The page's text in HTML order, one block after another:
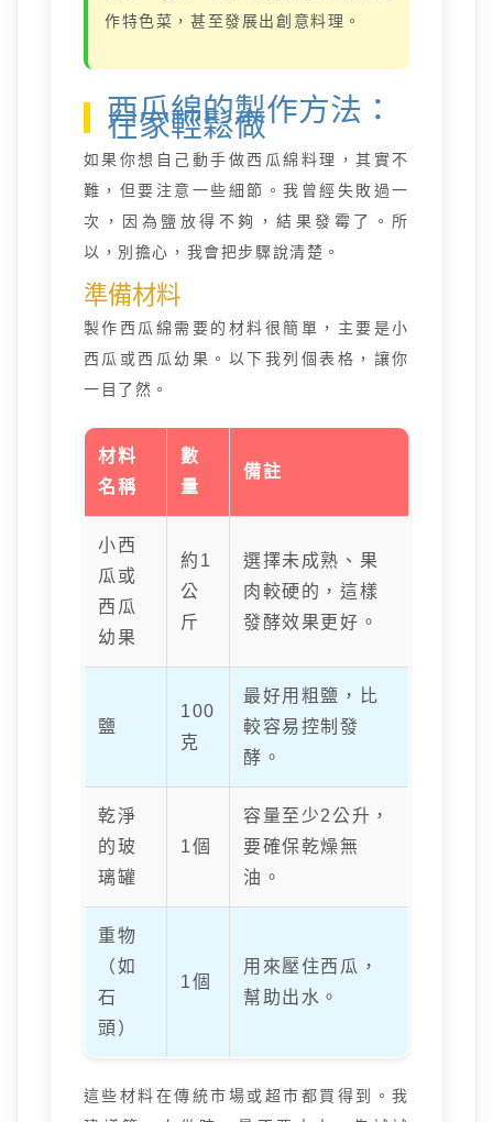
作特色菜，甚至發展出創意料理。
西瓜綿的製作方法：
在家輕鬆做
如果你想自己動手做西瓜綿料理，其實不
難，但要注意一些細節。我曾經失敗過一
次，因為鹽放得不夠，結果發霉了。所
以，別擔心，我會把步驟說清楚。
準備材料
製作西瓜綿需要的材料很簡單，主要是小
西瓜或西瓜幼果。以下我列個表格，讓你
一目了然。
材料
名稱
數
量
備註
小西
瓜或
西瓜
幼果
約1
公
斤
選擇未成熟、果
肉較硬的，這樣
發酵效果更好。
鹽
100
克
最好用粗鹽，比
較容易控制發
酵。
乾淨
的玻
璃罐
1個
容量至少2公升，
要確保乾燥無
油。
重物
（如
石
頭）
1個
用來壓住西瓜，
幫助出水。
這些材料在傳統市場或超市都買得到。我